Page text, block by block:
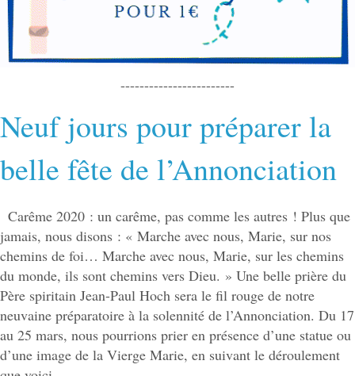
------------------------
Neuf jours pour préparer la
belle fête de l’Annonciation
Carême 2020 : un carême, pas comme les autres ! Plus que
jamais, nous disons : « Marche avec nous, Marie, sur nos
chemins de foi… Marche avec nous, Marie, sur les chemins
du monde, ils sont chemins vers Dieu. » Une belle prière du
Père spiritain Jean-Paul Hoch sera le fil rouge de notre
neuvaine préparatoire à la solennité de l’Annonciation. Du 17
au 25 mars, nous pourrions prier en présence d’une statue ou
d’une image de la Vierge Marie, en suivant le déroulement